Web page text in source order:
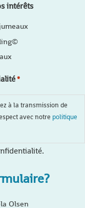
intérêts
*
à la transmission de
avec notre politique
Olsen